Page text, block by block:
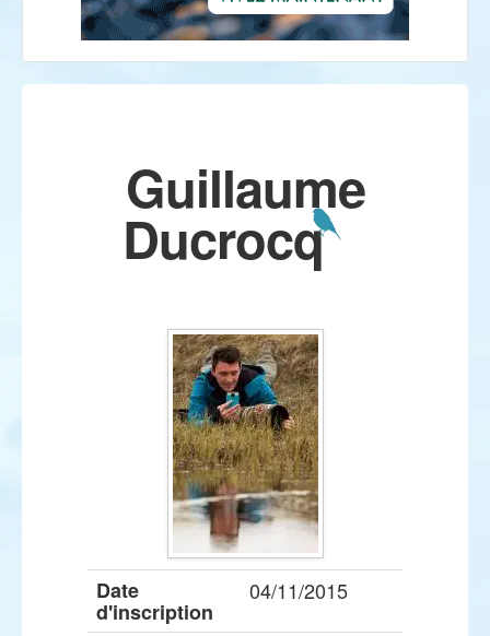
Guillaume
Ducrocq
Date
d'inscription
04/11/2015